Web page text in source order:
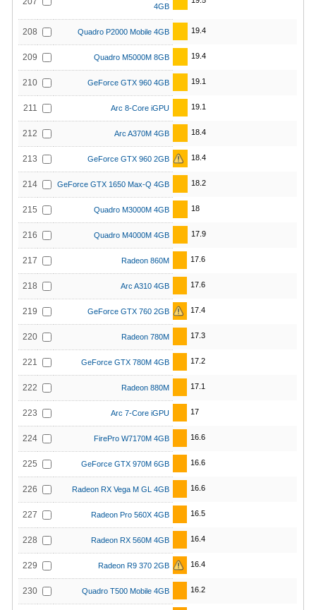
4GB
208 Quadro P2000 Mobile 4GB 19.4
209 Quadro M5000M 8GB 19.4
210 GeForce GTX 960 4GB 19.1
211 Arc 8-Core iGPU 19.1
212 Arc A370M 4GB 18.4
213 GeForce GTX 960 2GB 18.4
214 GeForce GTX 1650 Max-Q 4GB 18.2
215 Quadro M3000M 4GB 18
216 Quadro M4000M 4GB 17.9
217 Radeon 860M 17.6
218 Arc A310 4GB 17.6
219 GeForce GTX 760 2GB 17.4
220 Radeon 780M 17.3
221 GeForce GTX 780M 4GB 17.2
222 Radeon 880M 17.1
223 Arc 7-Core iGPU 17
224 FirePro W7170M 4GB 16.6
225 GeForce GTX 970M 6GB 16.6
226 Radeon RX Vega M GL 4GB 16.6
227 Radeon Pro 560X 4GB 16.5
228 Radeon RX 560M 4GB 16.4
229 Radeon R9 370 2GB 16.4
230 Quadro T500 Mobile 4GB 16.2